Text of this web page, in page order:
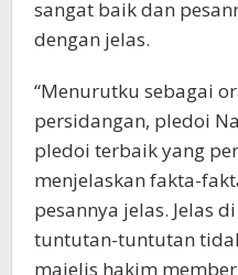
sangat baik dan
dengan jelas.
“Menurutku sebagai
persidangan, pledoi
pledoi terbaik yang
menjelaskan fakta-
pesannya jelas. Jelas
tuntutan-tuntutan
majelis hakim